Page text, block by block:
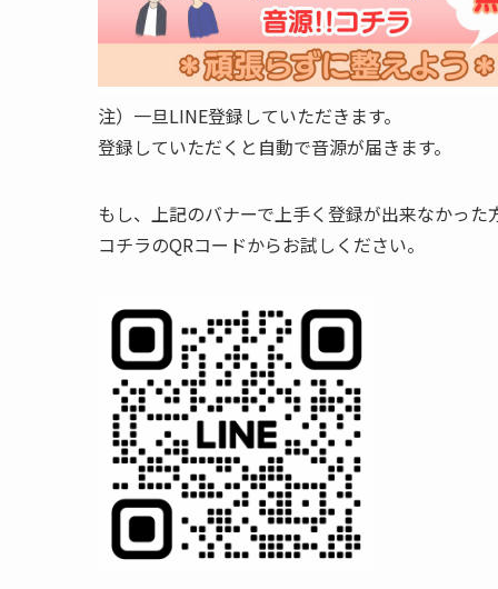
注）一旦LINE登録していただきます。
登録していただくと自動で音源が届きます。
もし、上記のバナーで上手く登録が出来なかった
コチラのQRコードからお試しください。